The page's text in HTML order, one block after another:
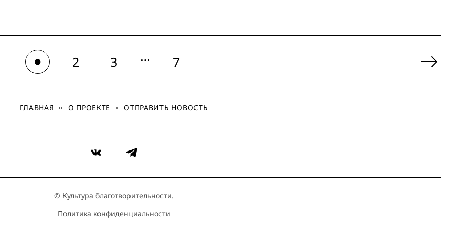
2 3 … 7
ГЛАВНАЯ О ПРОЕКТЕ ОТПРАВИТЬ НОВОСТЬ
VK Telegram
© Культура благотворительности.
Политика конфиденциальности